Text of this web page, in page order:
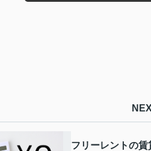
フリーレントの